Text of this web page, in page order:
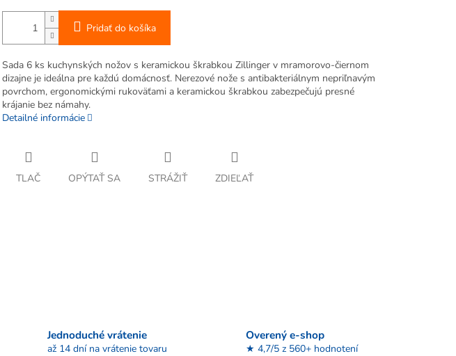
Pridať do košíka
Sada 6 ks kuchynských nožov s keramickou škrabkou Zillinger v mramorovo-čiernom
dizajne je ideálna pre každú domácnosť. Nerezové nože s antibakteriálnym nepriľnavým
povrchom, ergonomickými rukoväťami a keramickou škrabkou zabezpečujú presné
krájanie bez námahy.
Detailné informácie
TLAČ OPÝTAŤ SA STRÁŽIŤ ZDIEĽAŤ
Jednoduché vrátenie
až 14 dní na vrátenie tovaru
Overený e-shop
★ 4,7/5 z 560+ hodnotení